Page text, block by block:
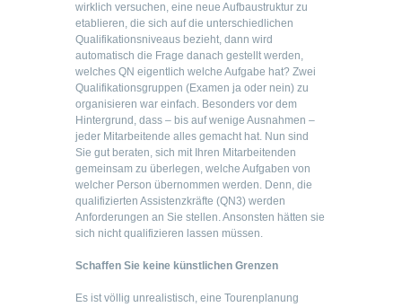
wirklich versuchen, eine neue Aufbaustruktur zu
etablieren, die sich auf die unterschiedlichen
Qualifikationsniveaus bezieht, dann wird
automatisch die Frage danach gestellt werden,
welches QN eigentlich welche Aufgabe hat? Zwei
Qualifikationsgruppen (Examen ja oder nein) zu
organisieren war einfach. Besonders vor dem
Hintergrund, dass – bis auf wenige Ausnahmen –
jeder Mitarbeitende alles gemacht hat. Nun sind
Sie gut beraten, sich mit Ihren Mitarbeitenden
gemeinsam zu überlegen, welche Aufgaben von
welcher Person übernommen werden. Denn, die
qualifizierten Assistenzkräfte (QN3) werden
Anforderungen an Sie stellen. Ansonsten hätten sie
sich nicht qualifizieren lassen müssen.
Schaffen Sie keine künstlichen Grenzen
Es ist völlig unrealistisch, eine Tourenplanung